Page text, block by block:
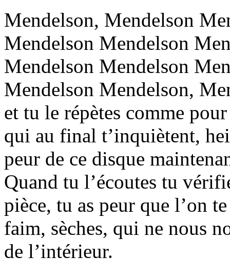
Mendelson, Mendelson
Mendelson Mendelson
Mendelson Mendelson
Mendelson Mendelson,
et tu le répètes comme
qui au final t’inquiètent,
peur de ce disque
Quand tu l’écoutes tu
pièce, tu as peur que l’on
faim, sèches, qui ne nous
de l’intérieur.